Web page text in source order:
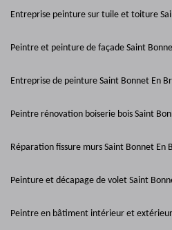
Entreprise peinture sur tuile et toiture
Peintre et peinture de façade Saint
Entreprise de peinture Saint Bonnet En
Peintre rénovation boiserie bois Saint
Réparation fissure murs Saint Bonnet En
Peinture et décapage de volet Saint
Peintre en bâtiment intérieur et extérieur